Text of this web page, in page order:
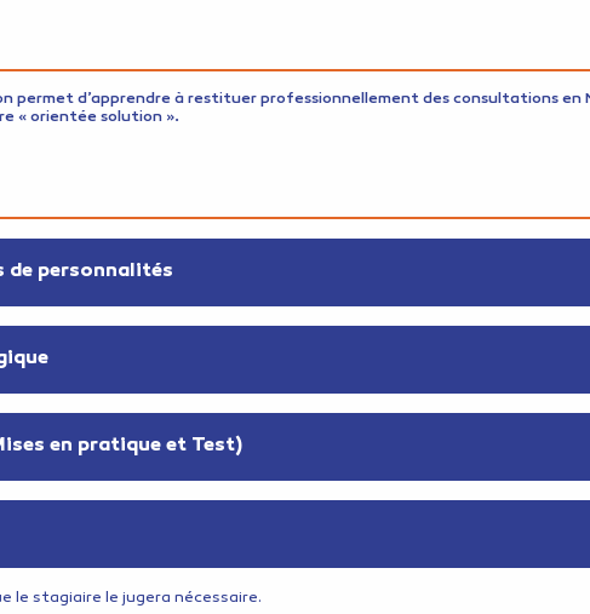
d’apprendre à restituer professionnellement des consultations
« orientée solution ».
de personnalités
en pratique et Test)
le stagiaire le jugera nécessaire.